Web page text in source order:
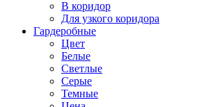
В коридор
Для узкого коридора
Гардеробные
Цвет
Белые
Светлые
Серые
Темные